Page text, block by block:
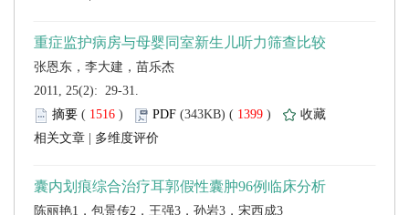
2011, 25(2): 29-31.
(
) 1399 )